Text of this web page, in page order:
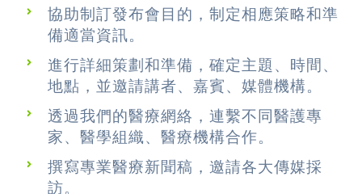
協助制訂發布會目的，制定相應策略和準
備適當資訊。
進行詳細策劃和準備，確定主題、時間、
地點，並邀請講者、嘉賓、媒體機構。
透過我們的醫療網絡，連繫不同醫護專
家、醫學組織、醫療機構合作。
撰寫專業醫療新聞稿，邀請各大傳媒採
訪。